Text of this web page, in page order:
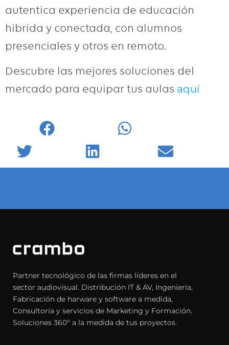
autentica experiencia de educación
hibrida y conectada, con alumnos
presenciales y otros en remoto.
Descubre las mejores soluciones del
mercado para equipar tus aulas aquí
Partner tecnológico de las firmas líderes en el
sector audiovisual. Distribución IT & AV, Ingeniería,
Fabricación de harware y software a medida,
Consultoría y servicios de Marketing y Formación.
Soluciones 360º a la medida de tus proyectos.